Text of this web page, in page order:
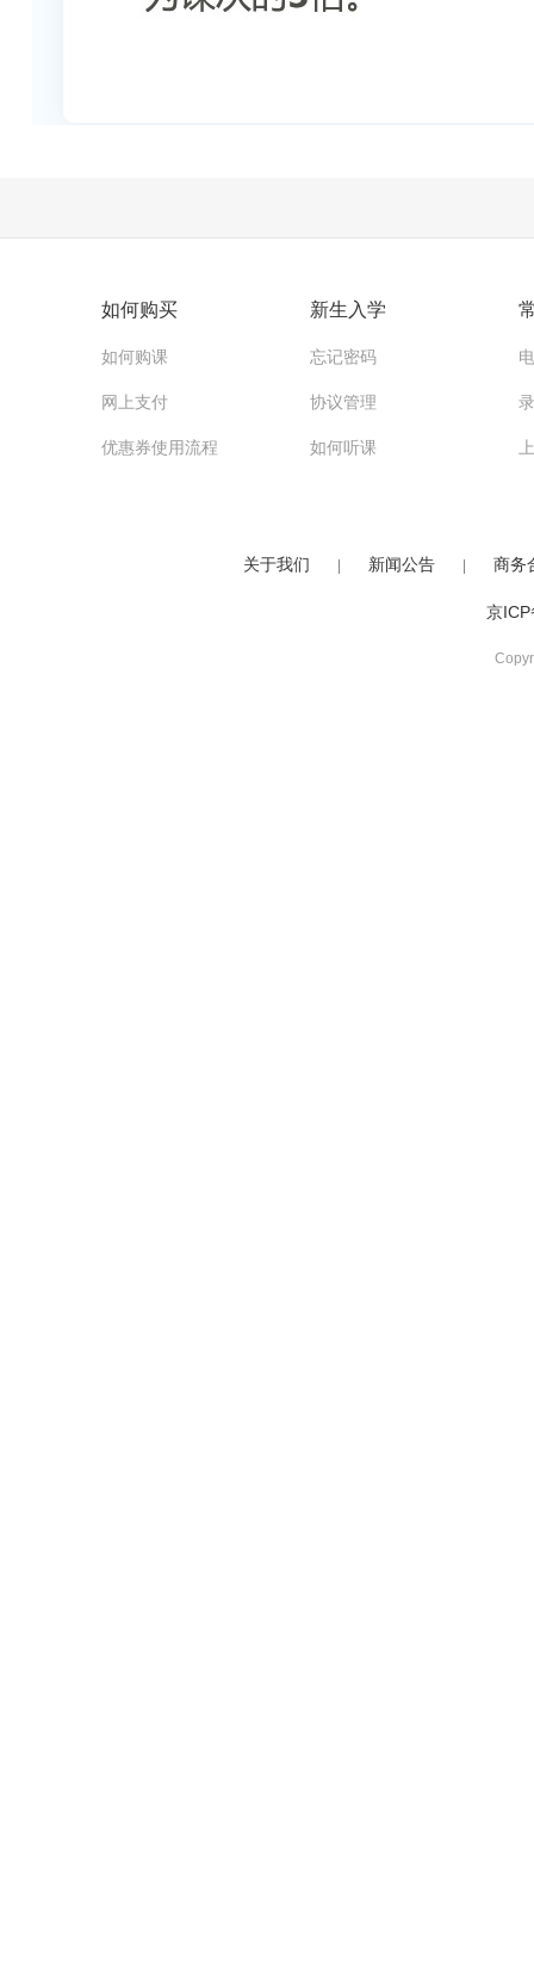
如何购买
如何购课
网上支付
优惠券使用流程
新生入学
忘记密码
协议管理
如何听课
关于我们 新闻公告 商务
京